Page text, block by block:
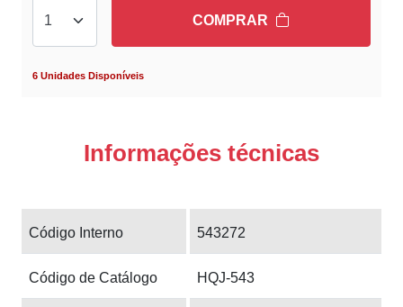
COMPRAR
6 Unidades Disponíveis
Informações técnicas
Código Interno 543272
Código de Catálogo HQJ-543